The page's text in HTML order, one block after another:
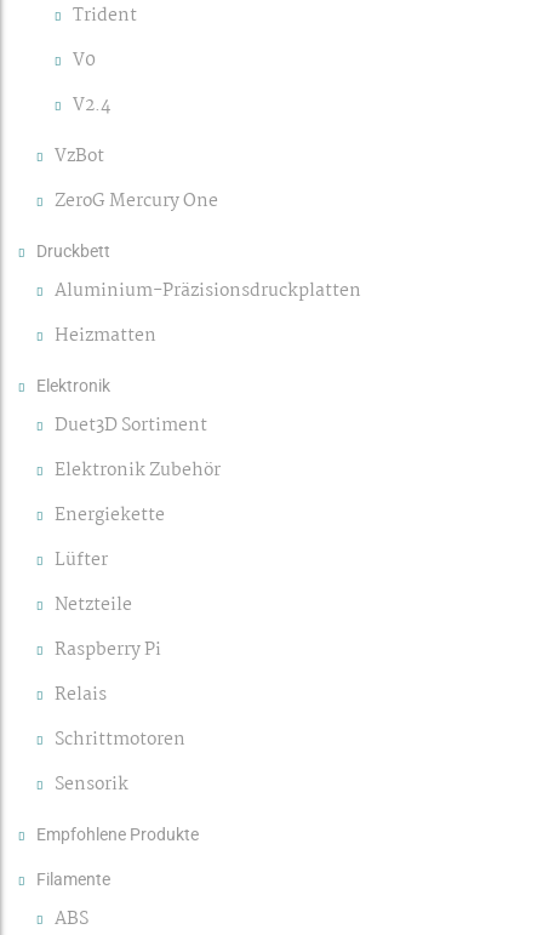
Trident
V0
V2.4
VzBot
ZeroG Mercury One
Druckbett
Aluminium-Präzisionsdruckplatten
Heizmatten
Elektronik
Duet3D Sortiment
Elektronik Zubehör
Energiekette
Lüfter
Netzteile
Raspberry Pi
Relais
Schrittmotoren
Sensorik
Empfohlene Produkte
Filamente
ABS